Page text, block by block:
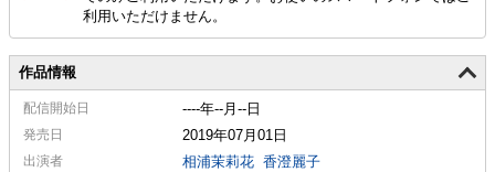
利用いただけません。
作品情報
配信開始日 ----年--月--日
発売日 2019年07月01日
出演者 相浦茉莉花 香澄麗子